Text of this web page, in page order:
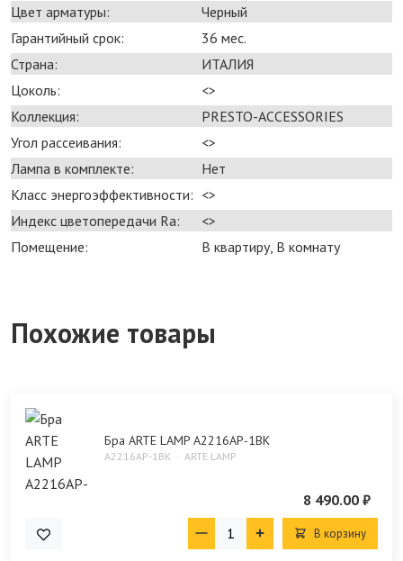
Цвет арматуры:
Черный
Гарантийный срок:
36 мес.
Страна:
ИТАЛИЯ
Цоколь:
<>
Коллекция:
PRESTO-ACCESSORIES
Угол рассеивания:
<>
Лампа в комплекте:
Нет
Класс энергоэффективности: <>
Индекс цветопередачи Ra:
<>
Помещение:
В квартиру, В комнату
Похожие товары
Бра ARTE LAMP A2216AP-1BK
A2216AP-1BK ARTE LAMP
8 490.00 ₽
В корзину